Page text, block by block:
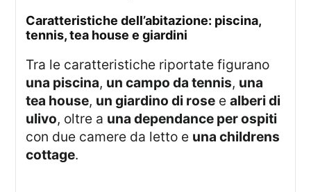
caratteristiche dell’abitazione: piscina,
tennis, tea house e giardini
Tra le caratteristiche riportate figurano
una piscina, un campo da tennis, una
tea house, un giardino di rose ealberi di
ulivo, oltre a una dependance per ospiti
con due camere da letto e una childrens
cottage.